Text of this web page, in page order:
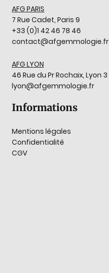
Informations
Mentions légales
Confidentialité
CGV
AFG PARIS
7 Rue Cadet, Paris 9
+33 (0)1 42 46 78 46
contact@afgemmologie.fr
AFG LYON
46 Rue du Pr Rochaix, Lyon 3
lyon@afgemmologie.fr